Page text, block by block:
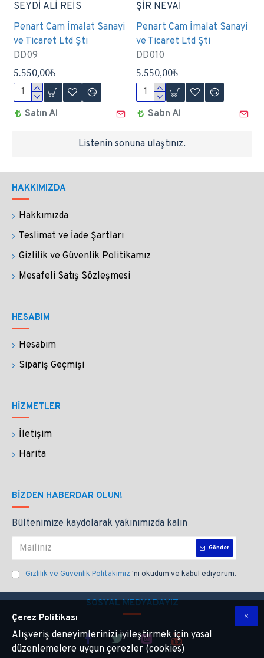
Penart Cam İmalat Sanayi
ve Ticaret Ltd Şti
DD09
SEYDİ ALİ REİS
5.550,00₺
Satın Al
Penart Cam İmalat Sanayi
ve Ticaret Ltd Şti
DD010
ŞİR NEVAİ
5.550,00₺
Satın Al
Listenin sonuna ulaştınız.
HAKKIMIZDA
Hakkımızda
Teslimat ve İade Şartları
Gizlilik ve Güvenlik Politikamız
Mesafeli Satış Sözleşmesi
HESABIM
Hesabım
Sipariş Geçmişi
HİZMETLER
İletişim
Harita
BIZDEN HABERDAR OLUN!
Bültenimize kaydolarak yakınımızda kalın
Gönder
Gizlilik ve Güvenlik Politakımız 'ni okudum ve kabul ediyorum.
SOSYAL MEDYADAYIZ
Çerez Politikası
Alışveriş deneyimlerinizi iyileştirmek için yasal
düzenlemelere uygun çerezler (cookies)